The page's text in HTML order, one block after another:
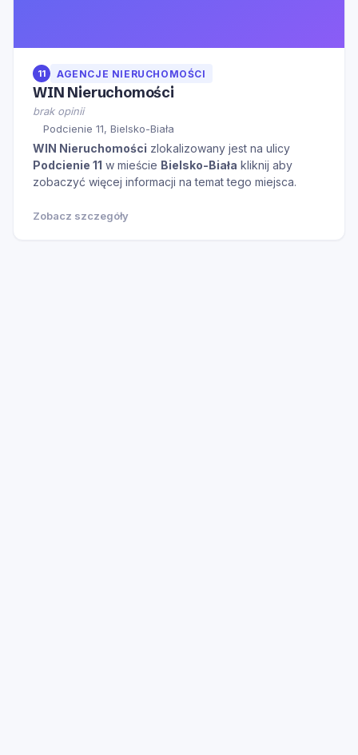
11 AGENCJE NIERUCHOMOŚCI
WIN Nieruchomości
brak opinii
Podcienie 11, Bielsko-Biała
WIN Nieruchomości zlokalizowany jest na ulicy
Podcienie 11 w mieście Bielsko-Biała kliknij aby
zobaczyć więcej informacji na temat tego miejsca.
Zobacz szczegóły